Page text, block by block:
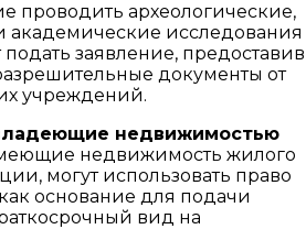
проводить археологические,
академические исследования
подать заявление, предоставив
документы от
учреждений.
недвижимостью
недвижимость жилого
могут использовать право
основание для подачи
вид на